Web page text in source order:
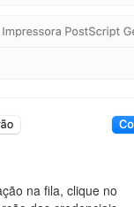
na fila, clique no